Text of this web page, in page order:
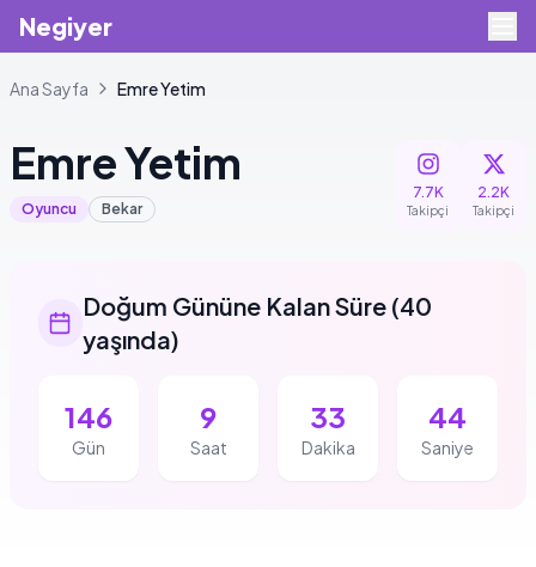
Negiyer
Ana Sayfa EmreYetim
EmreYetim
Oyuncu Bekar
7.7K
Takipçi
2.2K
Takipçi
Doğum Gününe Kalan Süre(40
yaşında)
146
Gün
9
Saat
33
Dakika
44
Saniye